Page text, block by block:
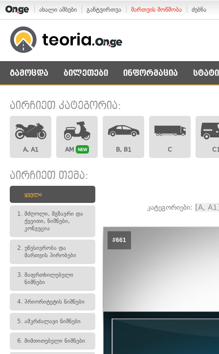
ახალი ამბები განტვირთვა მართვის მოწმობა ძებნა
გამოცდა ბილეთები ინფორმაცია
აირჩიეთ კატეგორია:
A, A1 AM NEW B, B1 C
აირჩიეთ თემა:
ყველა
1. მძღოლი, მგზავრი და
ქვეითი, ნიშნები,
კონვეცია
2. უწესივრობა და
მართვის პირობები
3. მაფრთხილებელი
ნიშნები
4. პრიორიტეტის ნიშნები
5. ამკრძალავი ნიშნები
6. მიმთითებელი ნიშნები
კატეგორიები: [A,
#661